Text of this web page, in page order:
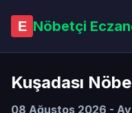
E Nöbetçi
Kuşadası
08 Ağustos 2026 -